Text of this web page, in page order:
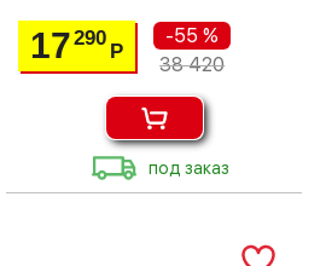
17290
Р
-55 %
38 420
под заказ